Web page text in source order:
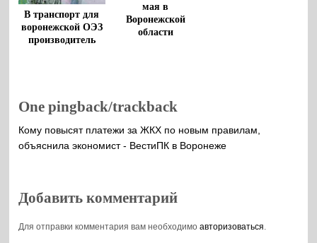
В транспорт для
воронежской ОЭЗ
производитель
мая в
Воронежской
области
One pingback/trackback
Кому повысят платежи за ЖКХ по новым правилам,
объяснила экономист - ВестиПК в Воронеже
Добавить комментарий
Для отправки комментария вам необходимоавторизоваться.